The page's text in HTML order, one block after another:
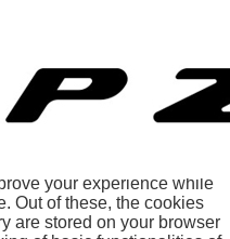
your experience while
Out of these, the cookies
are stored on your browser